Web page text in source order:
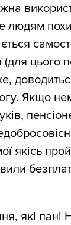
людям
(для цього
Якщо
якісь
які пані